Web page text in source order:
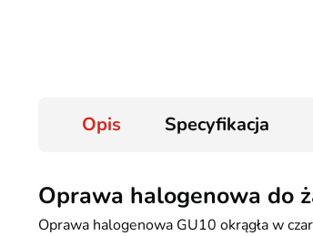
Opis Specyfikacja
Oprawa halogenowa do
Oprawa halogenowa GU10 okrągła w